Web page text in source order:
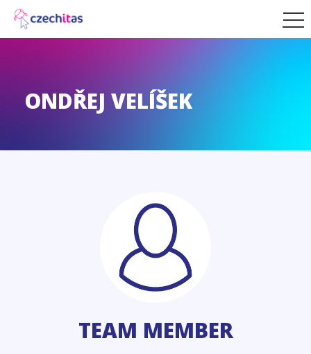
ONDŘEJ VELÍŠEK
TEAM MEMBER